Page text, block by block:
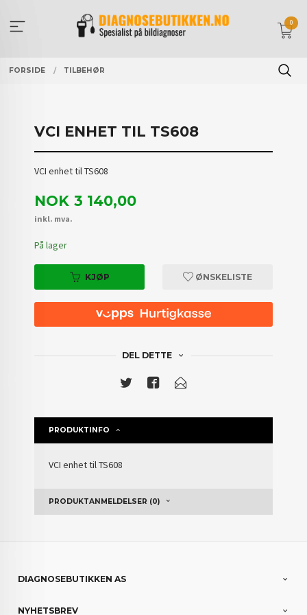
innholdet
0
FORSIDE TILBEHØR
VCI ENHET TIL TS608
VCI enhet til TS608
Pris
NOK 3 140,00
inkl. mva.
På lager
KJØP ØNSKELISTE
DEL DETTE
PRODUKTINFO
VCI enhet til TS608
PRODUKTANMELDELSER (0)
DIAGNOSEBUTIKKEN AS
NYHETSBREV